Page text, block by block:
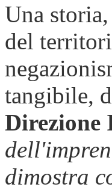
Una storia,
del
tangibile,
Direzione
dimostra